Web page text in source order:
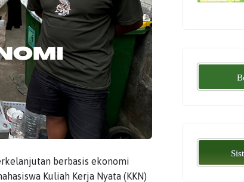
berbasis ekonomi
Kuliah Kerja Nyata (KKN)